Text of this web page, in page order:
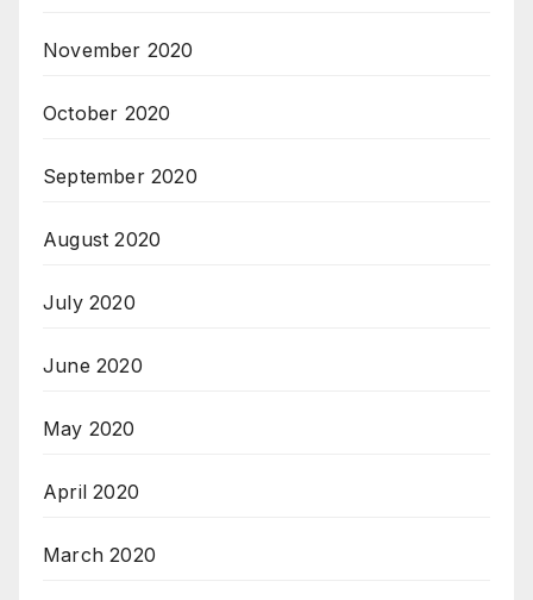
November 2020
October 2020
September 2020
August 2020
July 2020
June 2020
May 2020
April 2020
March 2020